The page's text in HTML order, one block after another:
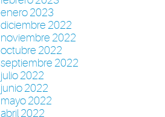
enero 2023
diciembre 2022
noviembre 2022
octubre 2022
septiembre 2022
julio 2022
junio 2022
mayo 2022
abril 2022